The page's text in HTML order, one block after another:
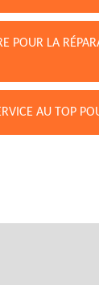
POUR LA
AU TOP